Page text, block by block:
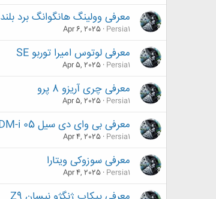
معرفی وولینگ هانگوانگ برد بلند
Persia1
Apr 6, 2025
معرفی لوتوس امیرا توربو SE
Persia1
Apr 5, 2025
معرفی چری آریزو 8 پرو
Persia1
Apr 5, 2025
معرفی بی وای دی سیل 05 DM-i
Persia1
Apr 4, 2025
معرفی سوزوکی ویتارا
Persia1
Apr 4, 2025